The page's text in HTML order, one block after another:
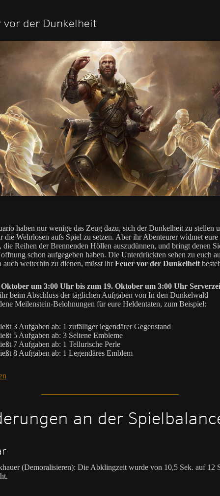
vor der Dunkelheit
haben nur wenige das Zeug dazu, sich der Dunkelheit zu stellen
die Wehrlosen aufs Spiel zu setzen. Aber ihr Abenteurer widmet eure
die Reihen der Brennenden Höllen auszudünnen, und bringt denen
schon aufgegeben haben. Die Unterdrückten sehen zu euch
auch weiterhin zu dienen, müsst ihrFeuer vor der Dunkelheit
Oktober um 3:00 Uhr bis zum 19. Oktober um 3:00 Uhr
beim Abschluss der täglichen Aufgaben von In den Dunkelwald
Meilenstein-Belohnungen für eure Heldentaten, zum Beispiel:
3 Aufgaben ab: 1 zufälliger legendärer Gegenstand
5 Aufgaben ab: 3 Seltene Embleme
7 Aufgaben ab: 1 Tellurische Perle
8 Aufgaben ab: 1 Legendäres Emblem
an der
(Demoralisieren): Die Abklingzeit wurde von 10,5 Sek. auf 12